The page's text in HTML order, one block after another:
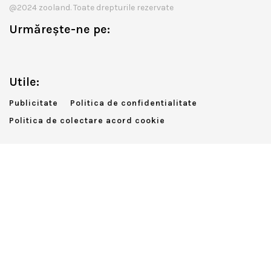
@2024 zooland. Toate drepturile rezervate
Urmărește-ne pe:
Utile:
Publicitate
Politica de confidentialitate
Politica de colectare acord cookie